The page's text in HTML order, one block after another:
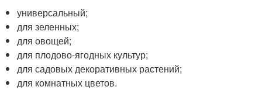
универсальный;
для зеленных;
для овощей;
для плодово-ягодных культур;
для садовых декоративных растений;
для комнатных цветов.